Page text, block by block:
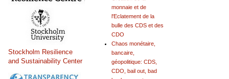
monnaie et de
l'Eclatement de la
bulle des CDS et des
CDO
Chaos monétaire,
bancaire,
géopolitique: CDS,
CDO, bail out, bad
Stockholm Resilience
and Sustainability Center